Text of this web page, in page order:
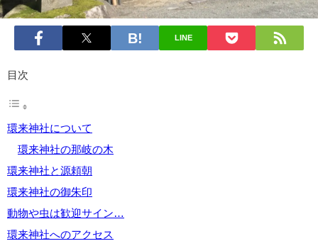
LINE
目次
環来神社について
環来神社の那岐の木
環来神社と源頼朝
環来神社の御朱印
動物や虫は歓迎サイン…
環来神社へのアクセス